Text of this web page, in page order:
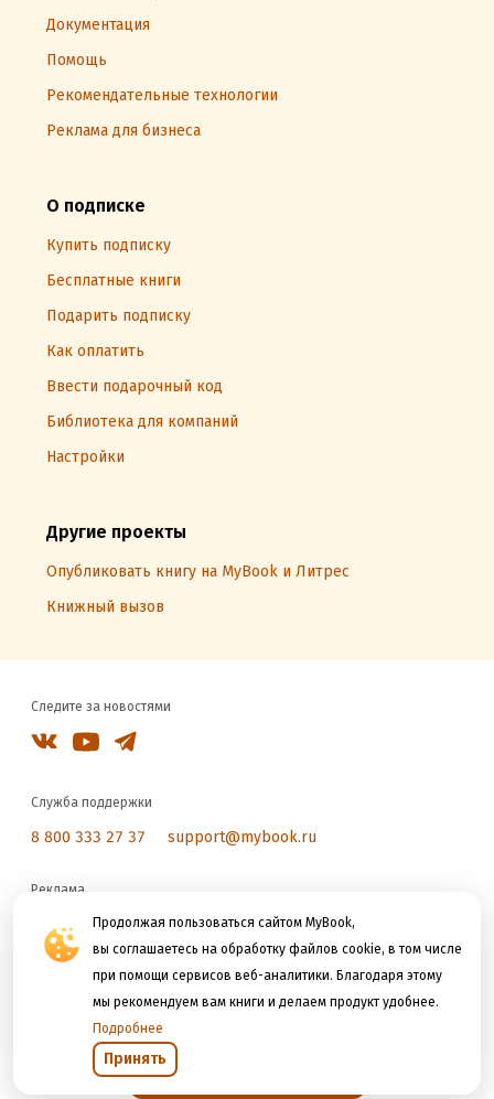
Продолжая пользоваться сайтом MyBook,
вы соглашаетесь на обработку файлов cookie, в том числе
при помощи сервисов веб-аналитики. Благодаря этому
мы рекомендуем вам книги и делаем продукт удобнее.
Подробнее
Принять
Документация
Помощь
Рекомендательные технологии
Реклама для бизнеса
О подписке
Купить подписку
Бесплатные книги
Подарить подписку
Как оплатить
Ввести подарочный код
Библиотека для компаний
Настройки
Другие проекты
Опубликовать книгу на MyBook и Литрес
Книжный вызов
Следите за новостями
Служба поддержки
8 800 333 27 37 support@mybook.ru
Реклама
reklama@litres.ru
Мы принимаем к оплате
Открыть в приложении